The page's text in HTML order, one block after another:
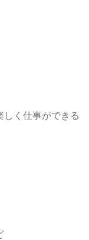
しく仕事ができる